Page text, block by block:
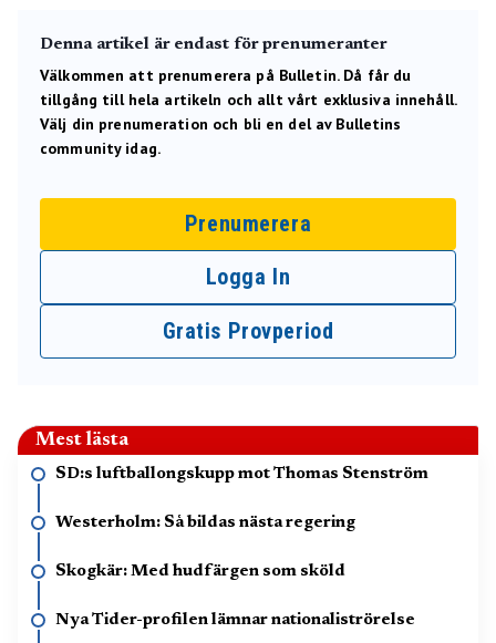
Denna artikel är endast för prenumeranter
Välkommen att prenumerera på Bulletin. Då får du
tillgång till hela artikeln och allt vårt exklusiva innehåll.
Välj din prenumeration och bli en del av Bulletins
community idag.
Prenumerera
Logga In
Gratis Provperiod
Mest lästa
SD:s luftballongskupp mot Thomas Stenström
Westerholm: Så bildas nästa regering
Skogkär: Med hudfärgen som sköld
Nya Tider-profilen lämnar nationaliströrelse